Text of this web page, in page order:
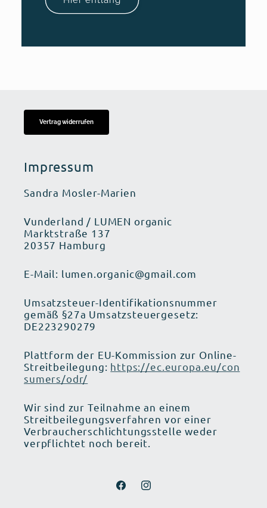
Vertrag widerrufen
Impressum
Sandra Mosler-Marien
Vunderland / LUMEN organic
Marktstraße 137
20357 Hamburg
E-Mail: lumen.organic@gmail.com
Umsatzsteuer-Identifikationsnummer
gemäß §27a Umsatzsteuergesetz:
DE223290279
Plattform der EU-Kommission zur Online-
Streitbeilegung: https://ec.europa.eu/con
sumers/odr/
Wir sind zur Teilnahme an einem
Streitbeilegungsverfahren vor einer
Verbraucherschlichtungsstelle weder
verpflichtet noch bereit.
FacebookInstagram